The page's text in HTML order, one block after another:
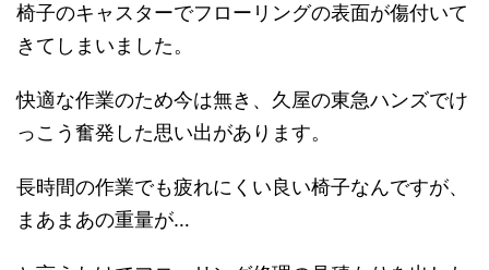
椅子のキャスターでフローリングの表面が傷付いて
きてしまいました。
快適な作業のため今は無き、久屋の東急ハンズでけ
っこう奮発した思い出があります。
長時間の作業でも疲れにくい良い椅子なんですが、
まあまあの重量が…